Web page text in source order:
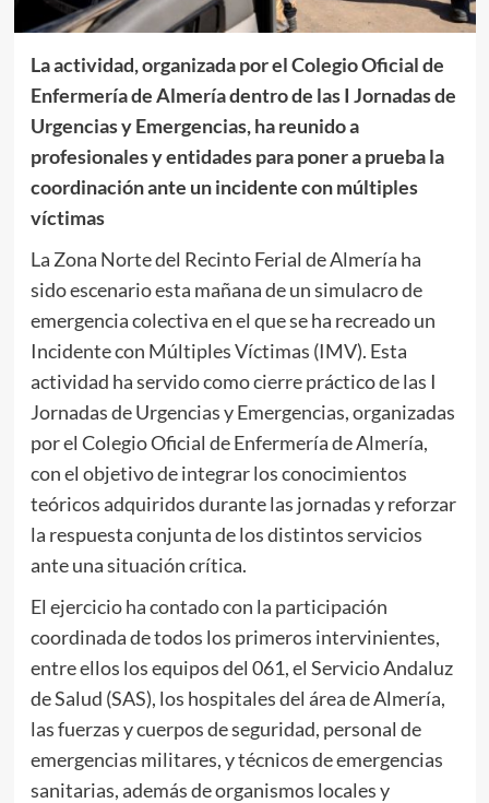
La actividad, organizada por el Colegio Oficial de
Enfermería de Almería dentro de las I Jornadas de
Urgencias y Emergencias, ha reunido a
profesionales y entidades para poner a prueba la
coordinación ante un incidente con múltiples
víctimas
La Zona Norte del Recinto Ferial de Almería ha
sido escenario esta mañana de un simulacro de
emergencia colectiva en el que se ha recreado un
Incidente con Múltiples Víctimas (IMV). Esta
actividad ha servido como cierre práctico de las I
Jornadas de Urgencias y Emergencias, organizadas
por el Colegio Oficial de Enfermería de Almería,
con el objetivo de integrar los conocimientos
teóricos adquiridos durante las jornadas y reforzar
la respuesta conjunta de los distintos servicios
ante una situación crítica.
El ejercicio ha contado con la participación
coordinada de todos los primeros intervinientes,
entre ellos los equipos del 061, el Servicio Andaluz
de Salud (SAS), los hospitales del área de Almería,
las fuerzas y cuerpos de seguridad, personal de
emergencias militares, y técnicos de emergencias
sanitarias, además de organismos locales y